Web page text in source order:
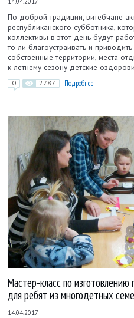
По доброй традиции, витебчане
республиканского субботника,
коллективы в этот день будут
то ли благоустраивать и
собственные территории, места
к летнему сезону детские
0 2787 Подробнее
Мастер-класс по изготовлению
для ребят из многодетных
14.04.2017